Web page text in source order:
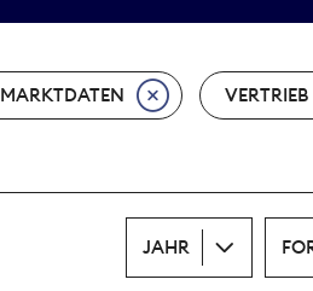
MARKTDATEN VERTRIEB
JAHR